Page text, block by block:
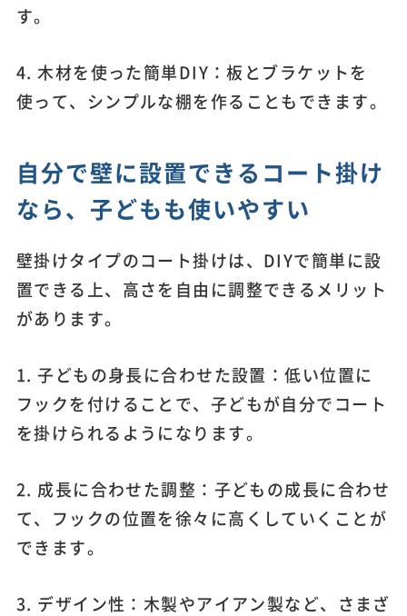
す。
4. 木材を使った簡単DIY：板とブラケットを
使って、シンプルな棚を作ることもできます。
自分で壁に設置できるコート掛け
なら、子どもも使いやすい
壁掛けタイプのコート掛けは、DIYで簡単に設
置できる上、高さを自由に調整できるメリット
があります。
1. 子どもの身長に合わせた設置：低い位置に
フックを付けることで、子どもが自分でコート
を掛けられるようになります。
2. 成長に合わせた調整：子どもの成長に合わせ
て、フックの位置を徐々に高くしていくことが
できます。
3. デザイン性：木製やアイアン製など、さまざ